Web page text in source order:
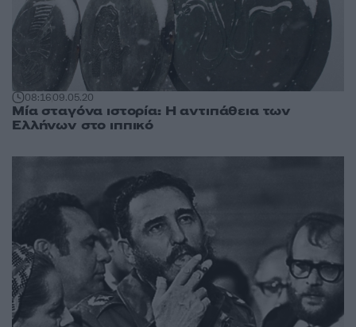
08:1609.05.20
Μία σταγόνα ιστορία: Η αντιπάθεια των
Ελλήνων στο ιππικό